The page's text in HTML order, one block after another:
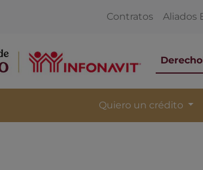
Contratos Aliados
Quiero un crédito